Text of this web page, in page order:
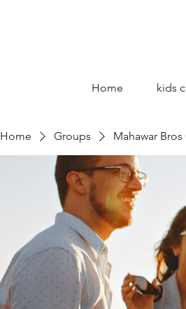
Home kids
Home Groups Mahawar